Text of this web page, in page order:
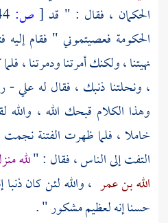
الحكمان ، فقال : " قد [ ص:
الحكومة فعصيتموني " فقام
نهيتنا ، ولكنك أمرتنا ودمرتنا ،
، ونحلتنا ذنبك ، فقال له علي-
وهذا الكلام قبحك الله ، والله
خاملا ، فلما ظهرت الفتنة
التفت إلى الناس ، فقال : "لله
الله بن عمر ، والله لئن كان
حسنا إنه لعظيم مشكور " .